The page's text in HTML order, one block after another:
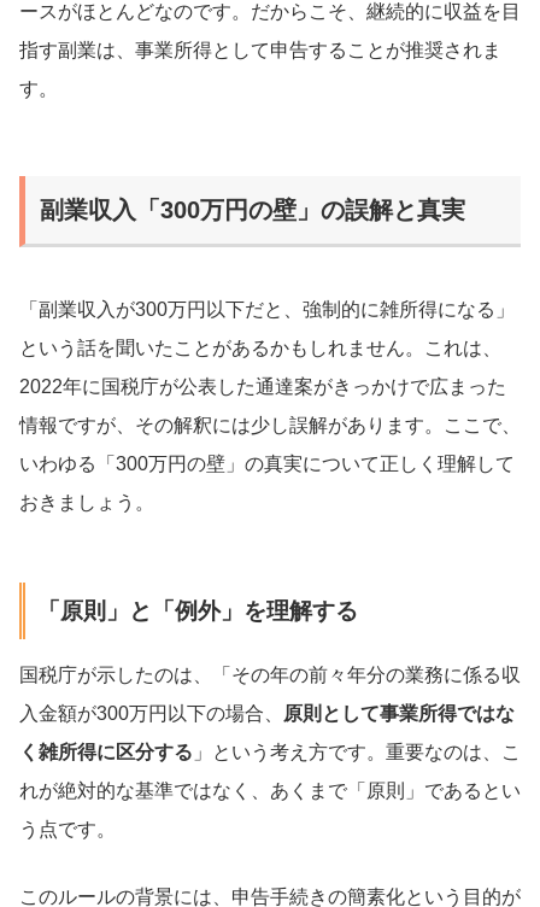
ースがほとんどなのです。だからこそ、継続的に収益を目
指す副業は、事業所得として申告することが推奨されま
す。
副業収入「300万円の壁」の誤解と真実
「副業収入が300万円以下だと、強制的に雑所得になる」
という話を聞いたことがあるかもしれません。これは、
2022年に国税庁が公表した通達案がきっかけで広まった
情報ですが、その解釈には少し誤解があります。ここで、
いわゆる「300万円の壁」の真実について正しく理解して
おきましょう。
「原則」と「例外」を理解する
国税庁が示したのは、「その年の前々年分の業務に係る収
入金額が300万円以下の場合、
原則として事業所得ではな
く雑所得に区分する 」という考え方です。重要なのは、こ
れが絶対的な基準ではなく、あくまで「原則」であるとい
う点です。
このルールの背景には、申告手続きの簡素化という目的が